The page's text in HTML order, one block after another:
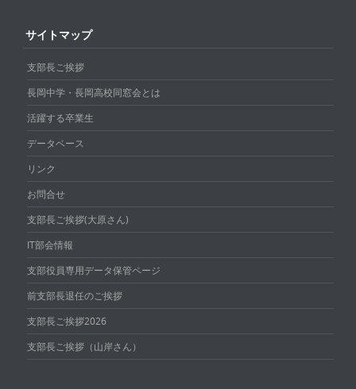
サイトマップ
支部長ご挨拶
長岡中学・長岡高校同窓会とは
活躍する卒業生
データベース
リンク
お問合せ
支部長ご挨拶(大原さん)
IT部会情報
支部役員専用データ保管ページ
前支部長退任のご挨拶
支部長ご挨拶2026
支部長ご挨拶（山岸さん）